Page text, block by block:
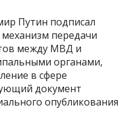
Путин подписал
передачи
между МВД и
органами,
в сфере
документ
опубликования